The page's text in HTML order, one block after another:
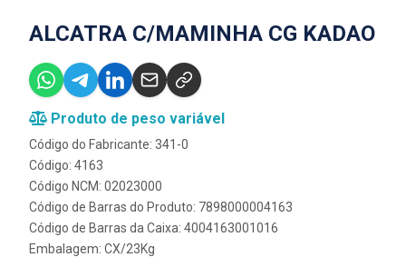
ALCATRA C/MAMINHA CG KADAO
Produto de peso variável
Código do Fabricante: 341-0
Código: 4163
Código NCM: 02023000
Código de Barras do Produto: 7898000004163
Código de Barras da Caixa: 4004163001016
Embalagem: CX/23Kg